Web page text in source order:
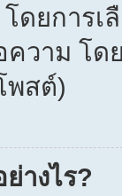
ดยการ
วาม โด
พสต์)
างไร?